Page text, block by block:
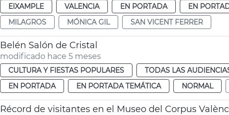
EIXAMPLE
VALENCIA EN PORTADA EN
MILAGROS
MÓNICA GIL SAN VICENT FERRER
Belén Salón de Cristal
modificado hace 5 meses
CULTURA Y FIESTAS POPULARES TODAS LAS
EN PORTADA
EN PORTADA TEMÁTICA NORMAL
Récord de visitantes en el Museo del Corpus